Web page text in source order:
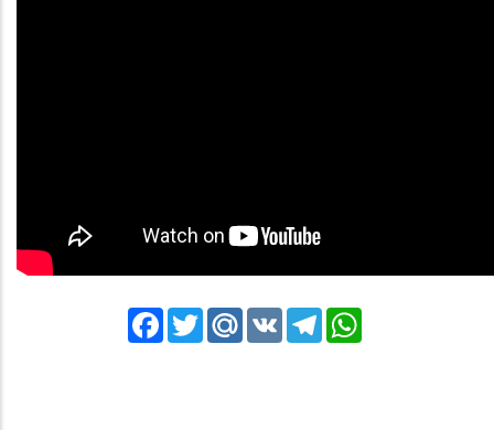
FacebookTwitterMail.RuVK Telegram